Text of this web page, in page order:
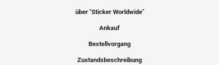
über "Sticker Worldwide"
Ankauf
Bestellvorgang
Zustandsbeschreibung